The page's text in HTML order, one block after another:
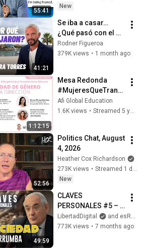
55:41
New
41:21
Se iba a casar…
¿Qué pasó con el
compromiso de
Dayanara Torres?
Rodner Figueroa
379K views • 1 month ago
1:12:15
Mesa Redonda
#MujeresQueTransf
orman México: La
igualdad de género
Afi Global Education
1.6K views • Streamed 5 years ago
52:56
Politics Chat, August
4, 2026
Heather Cox Richardson
273K views •
New
49:59
CLAVES
PERSONALES #5 –
José Cabrera |
“‘Hombres débiles,
LibertadDigital
and esRadio
773K views • 7 months ago